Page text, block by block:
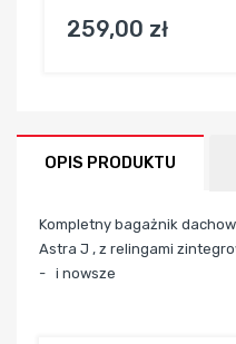
259,00 zł
OPIS PRODUKTU
Kompletny bagażnik
Astra J , z relingami
- i nowsze